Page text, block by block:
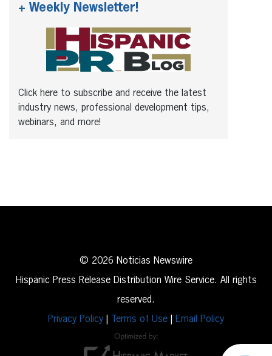
+ Weekly Newsletter!
Click here to subscribe and receive the latest
industry news, professional development tips,
webinars, and more!
© 2026 Noticias Newswire
Hispanic Press Release Distribution Wire Service. All rights
reserved.
Privacy Policy
Terms of Use Email Policy